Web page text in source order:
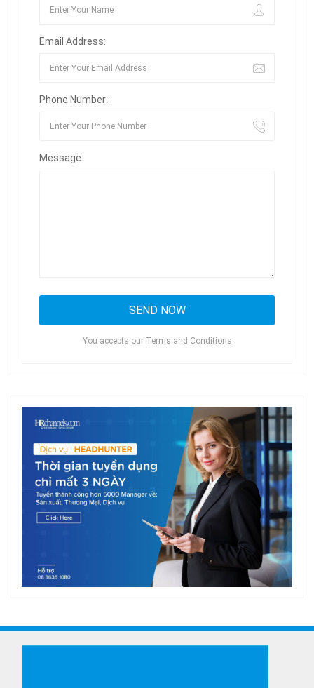
Email Address:
Phone Number:
Message:
You accepts our Terms and Conditions